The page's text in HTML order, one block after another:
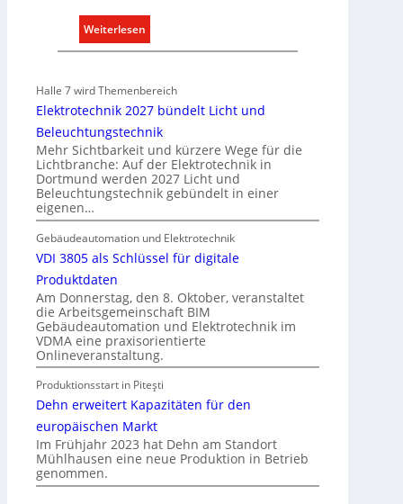
b
l
t
ä
t
n
d
r
I
m
o
b
i
l
n
w
i
t
Weiterlesen
T
k
m
m
u
n
i
k
a
i
o
n
m
i
t
S
y
s
t
e
Halle 7 wird Themenbereich
Elektrotechnik 2027 bündelt Licht und
Beleuchtungstechnik
Mehr Sichtbarkeit und kürzere Wege für die
Lichtbranche: Auf der Elektrotechnik in
Dortmund werden 2027 Licht und
Beleuchtungstechnik gebündelt in einer
eigenen…
Gebäudeautomation und Elektrotechnik
VDI 3805 als Schlüssel für digitale
Produktdaten
Am Donnerstag, den 8. Oktober, veranstaltet
die Arbeitsgemeinschaft BIM
Gebäudeautomation und Elektrotechnik im
VDMA eine praxisorientierte
Onlineveranstaltung.
Produktionsstart in Piteşti
Dehn erweitert Kapazitäten für den
europäischen Markt
Im Frühjahr 2023 hat Dehn am Standort
Mühlhausen eine neue Produktion in Betrieb
genommen.